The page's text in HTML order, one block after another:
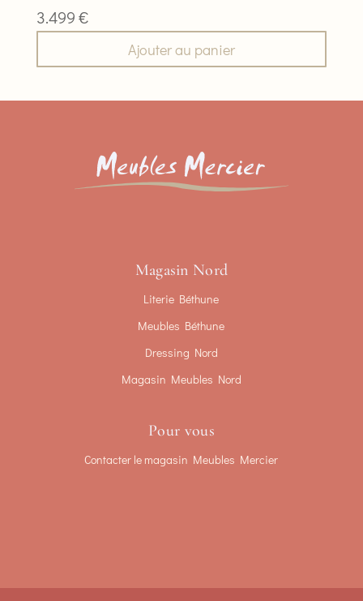
3.499€
Ajouter au panier
Magasin Nord
Literie Béthune
Meubles Béthune
Dressing Nord
Magasin Meubles Nord
Pour vous
Contacter le magasin Meubles Mercier